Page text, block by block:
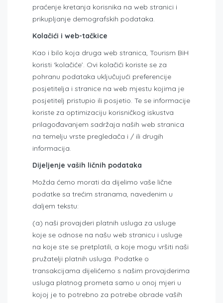
praćenje kretanja korisnika na web stranici i
prikupljanje demografskih podataka.
Kolačići i web-tačkice
Kao i bilo koja druga web stranica, Tourism BiH
koristi ‘kolačiće’. Ovi kolačići koriste se za
pohranu podataka uključujući preferencije
posjetitelja i stranice na web mjestu kojima je
posjetitelj pristupio ili posjetio. Te se informacije
koriste za optimizaciju korisničkog iskustva
prilagođavanjem sadržaja naših web stranica
na temelju vrste pregledača i / ili drugih
informacija.
Dijeljenje vaših ličnih podataka
Možda ćemo morati da dijelimo vaše lične
podatke sa trećim stranama, navedenim u
daljem tekstu:
(a) naši provajderi platnih usluga za usluge
koje se odnose na našu web stranicu i usluge
na koje ste se pretplatili, a koje mogu vršiti naši
pružatelji platnih usluga. Podatke o
transakcijama dijelićemo s našim provajderima
usluga platnog prometa samo u onoj mjeri u
kojoj je to potrebno za potrebe obrade vaših